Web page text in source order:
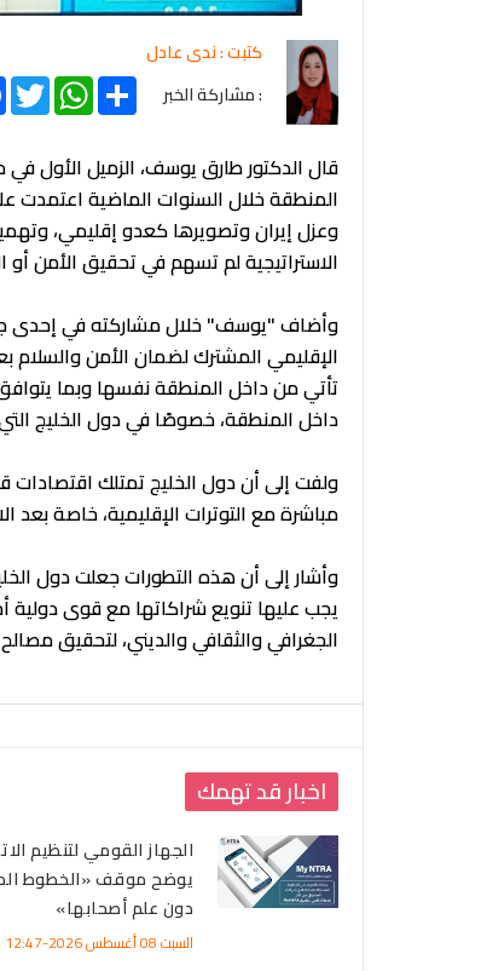
كتبت : ندى عادل
: مشاركة الخبر
WhatsAppShare
قال الدكتور طارق يوسف، الزميل الأول
المنطقة خلال السنوات الماضية اعتمدت
وعزل إيران وتصويرها كعدو إقليمي،
الاستراتيجية لم تسهم في تحقيق الأمن
وأضاف "يوسف" خلال مشاركته في إحدى
الإقليمي المشترك لضمان الأمن والسلام
تأتي من داخل المنطقة نفسها وبما
داخل المنطقة، خصوصًا في دول الخليج
ولفت إلى أن دول الخليج تمتلك
مباشرة مع التوترات الإقليمية، خاصة بعد
وأشار إلى أن هذه التطورات جعلت دول
يجب عليها تنويع شراكاتها مع قوى دولية
الجغرافي والثقافي والديني، لتحقيق
اخبار قد تهمك
الجهاز القومي لتنظيم
يوضح موقف «الخطوط
دون علم أصحابها»
السبت 08 أغسطس 2026-12:47